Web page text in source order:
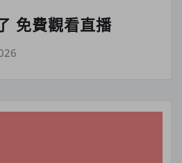
免費觀看直播